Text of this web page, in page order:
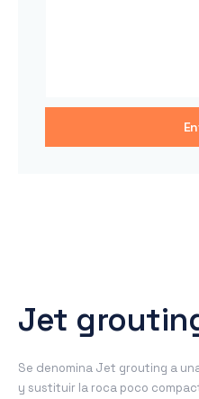
Jet
Se denomina Jet grouting a
y sustituir la roca poco